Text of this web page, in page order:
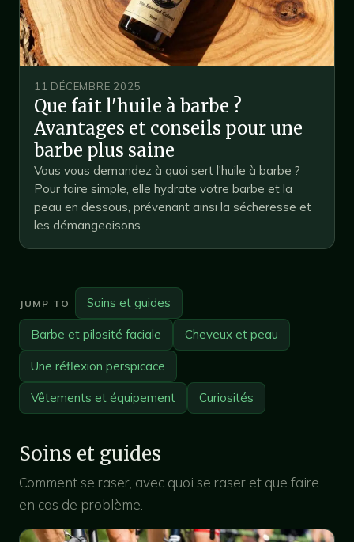
11 DÉCEMBRE 2025
Que fait l'huile à barbe ?
Avantages et conseils pour une
barbe plus saine
Vous vous demandez à quoi sert l'huile à barbe ?
Pour faire simple, elle hydrate votre barbe et la
peau en dessous, prévenant ainsi la sécheresse et
les démangeaisons.
JUMP TO Soins et guides
Barbe et pilosité faciale Cheveux et peau
Une réflexion perspicace
Vêtements et équipement Curiosités
Soins et guides
Comment se raser, avec quoi se raser et que faire
en cas de problème.